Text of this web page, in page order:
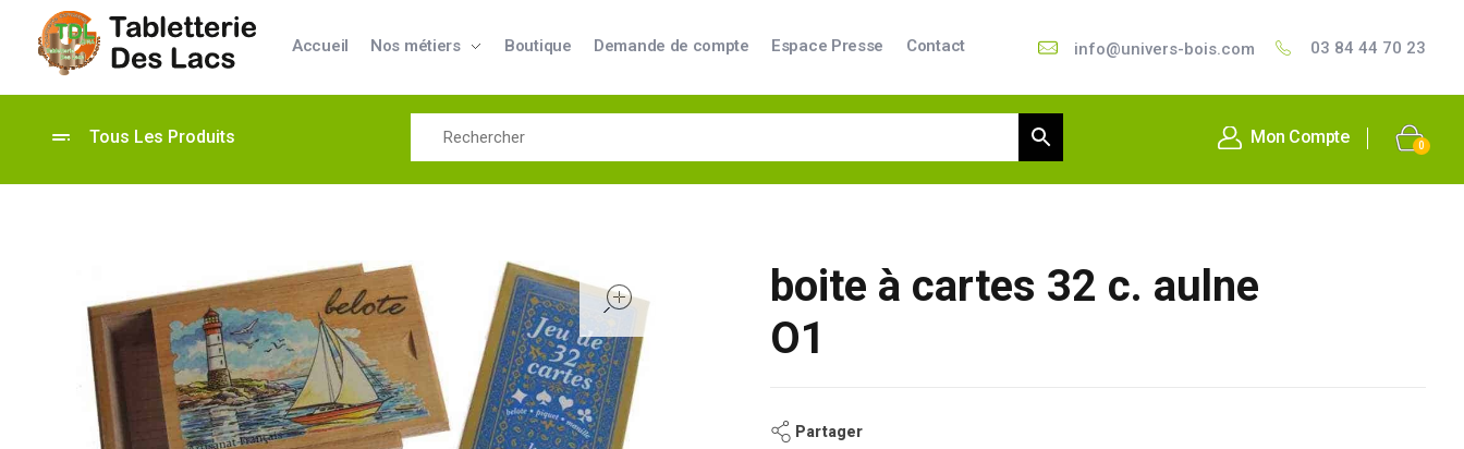
Tabletterie des Lacs
Accueil Nos métiers Boutique Demande de compte Espace Presse Contact info@univers-bois.com 03 84 44 70 23
Tous Les Produits Mon Compte 0
boite à cartes 32 c. aulne
O1
Partager